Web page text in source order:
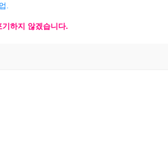
기하지 않겠습니 다.